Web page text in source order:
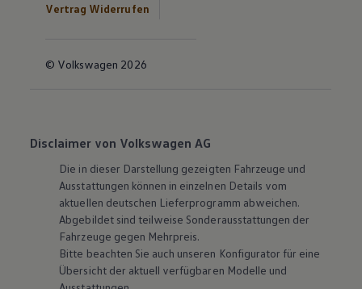
Vertrag Widerrufen
© Volkswagen 2026
Disclaimer von Volkswagen AG
Die in dieser Darstellung gezeigten Fahrzeuge und
Ausstattungen können in einzelnen Details vom
aktuellen deutschen Lieferprogramm abweichen.
Abgebildet sind teilweise Sonderausstattungen der
Fahrzeuge gegen Mehrpreis.
Bitte beachten Sie auch unseren Konfigurator für eine
Übersicht der aktuell verfügbaren Modelle und